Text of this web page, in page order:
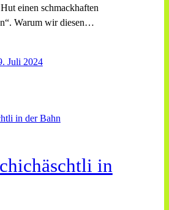
einen schmackhaften
Warum wir diesen…
Juli 2024
in